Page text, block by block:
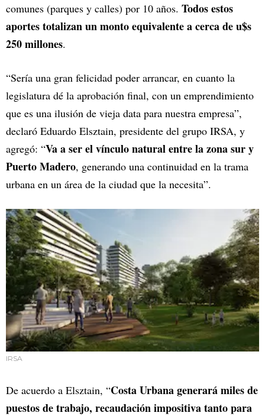
comunes (parques y calles) por 10 años. Todos estos
aportes totalizan un monto equivalente a cerca de u$s
250 millones.
“Sería una gran felicidad poder arrancar, en cuanto la
legislatura dé la aprobación final, con un emprendimiento
que es una ilusión de vieja data para nuestra empresa”,
declaró Eduardo Elsztain, presidente del grupo IRSA, y
agregó: “Va a ser el vínculo natural entre la zona sur y
Puerto Madero, generando una continuidad en la trama
urbana en un área de la ciudad que la necesita”.
IRSA
De acuerdo a Elsztain, “Costa Urbana generará miles de
puestos de trabajo, recaudación impositiva tanto para